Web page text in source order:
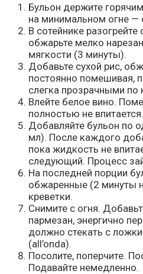
Бульон держите
на минимальном огне —
В сотейнике
обжарьте мелко
мягкости (3 минуты).
Добавьте сухой рис,
постоянно помешивая,
слегка прозрачными по
Влейте белое вино.
полностью не впитается.
Добавляйте бульон по
мл). После каждого
пока жидкость не
следующий. Процесс
На последней порции
обжаренные (2 минуты
креветки.
Снимите с огня.
пармезан, энергично
должно стекать с
(all’onda).
Посолите, поперчите.
Подавайте немедленно.